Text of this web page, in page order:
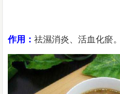
作用： 祛濕消炎、活血化瘀。